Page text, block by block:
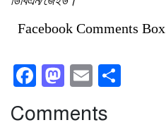
Facebook Comments Box
Facebook
Mastodon
Email
Comments